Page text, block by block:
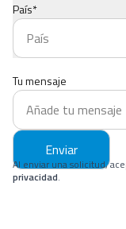
País*
Tu mensaje
Enviar
Al enviar una solicitud,
privacidad.